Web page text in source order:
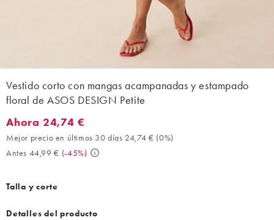
Vestido corto con mangas acampanadas y estampado
floral de ASOS DESIGN Petite
Ahora 24,74 €. Mejor precio en últimos 30 días 24,74 € (0%).
Ahora 24,74 €
Mejor precio en últimos 30 días 24,74 € (0%)
Antes 44,99 € (-45%)
Talla y corte
Detalles del producto